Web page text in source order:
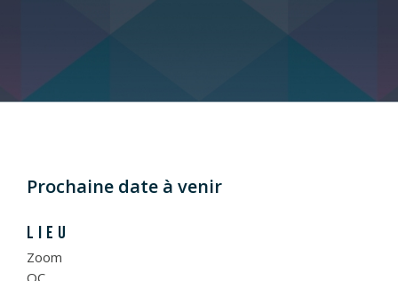
Prochaine date à venir
LIEU
Zoom
QC